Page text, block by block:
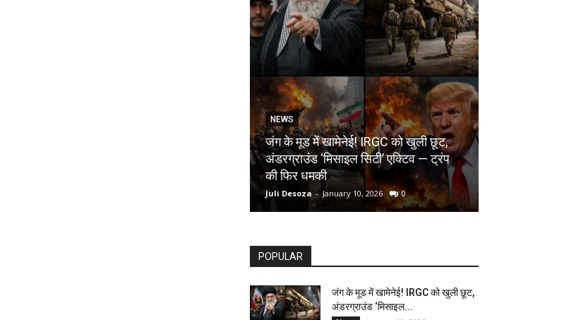
NEWS
जंग के मूड में खामेनेई! IRGC को खुली छूट,
अंडरग्राउंड ‘मिसाइल सिटी’ एक्टिव — ट्रंप
की फिर धमकी
Juli Desoza - January 10, 2026 0
POPULAR
जंग के मूड में खामेनेई! IRGC को खुली छूट,
अंडरग्राउंड ‘मिसाइल...